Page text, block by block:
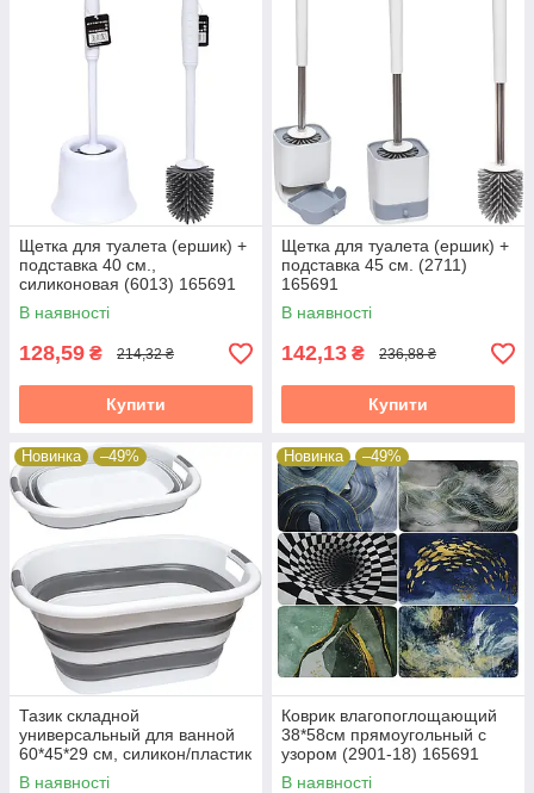
Щетка для туалета (ершик) +
подставка 40 см.,
силиконовая (6013) 165691
В наявності
128,59 ₴ 214,32 ₴
Купити
Щетка для туалета (ершик) +
подставка 45 см. (2711)
165691
В наявності
142,13 ₴ 236,88 ₴
Купити
Новинка –49%
Тазик складной
универсальный для ванной
60*45*29 см, силикон/пластик
(117-018) 165691
В наявності
Новинка –49%
Коврик влагопоглощающий
38*58см прямоугольный с
узором (2901-18) 165691
В наявності